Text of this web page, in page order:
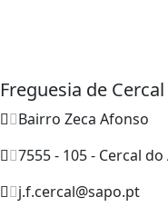
Freguesia de
Bairro Zeca Afonso
7555 - 105 - Cercal
j.f.cercal@sapo.pt